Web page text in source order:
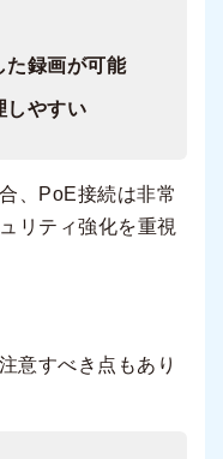
た録画が可能
しやすい
、PoE接続は非常
リティ強化を重視
意すべき点もあり